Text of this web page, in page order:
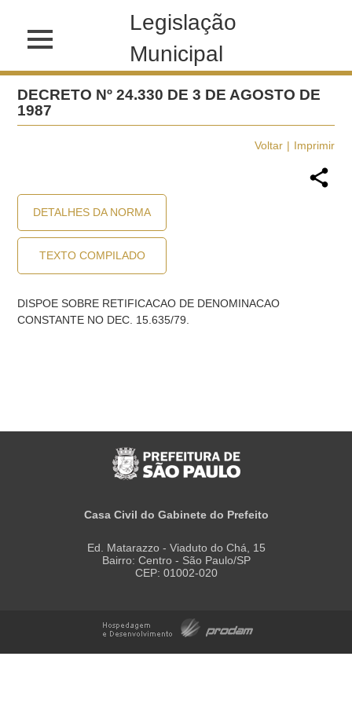
Legislação
Municipal
DECRETO Nº 24.330 DE 3 DE AGOSTO DE
1987
Voltar Imprimir
DETALHES DA NORMA
TEXTO COMPILADO
DISPOE SOBRE RETIFICACAO DE DENOMINACAO
CONSTANTE NO DEC. 15.635/79.
Casa Civil do Gabinete do Prefeito
Ed. Matarazzo - Viaduto do Chá, 15
Bairro: Centro - São Paulo/SP
CEP: 01002-020